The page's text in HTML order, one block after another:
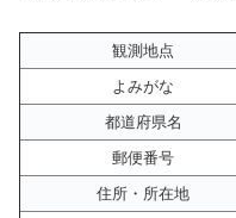
観測地点
よみがな
都道府県名
郵便番号
住所・所在地